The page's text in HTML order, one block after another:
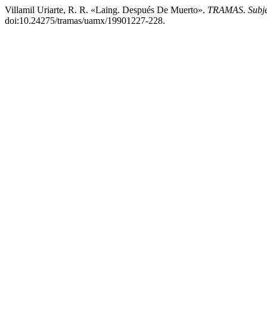
Villamil Uriarte, R. R. «Laing. Después De Muerto». TRAMAS.
doi:10.24275/tramas/uamx/19901227-228.